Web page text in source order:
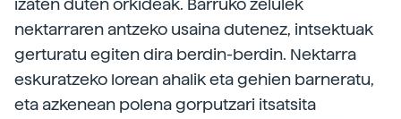
izaten duten orkideak. Barruko zelulek
nektarraren antzeko usaina dutenez, intsektuak
gerturatu egiten dira berdin-berdin. Nektarra
eskuratzeko lorean ahalik eta gehien barneratu,
eta azkenean polena gorputzari itsatsita